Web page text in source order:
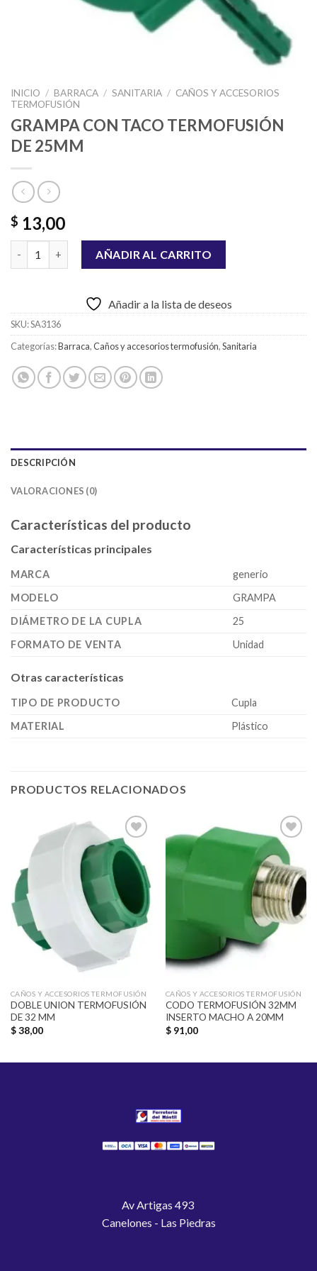
INICIO / BARRACA / SANITARIA / CAÑOS Y ACCESORIOS
TERMOFUSIÓN
GRAMPA CON TACO TERMOFUSIÓN
DE 25MM
$ 13,00
GRAMPA CON TACO TERMOFUSIÓN DE 25MM cantidad
AÑADIR AL CARRITO
Añadir a la lista de deseos
SKU:SA3136
Categorías:Barraca,Caños y accesorios termofusión,Sanitaria
DESCRIPCIÓN
VALORACIONES (0)
Características del producto
Características principales
MARCA
generio
MODELO
GRAMPA
DIÁMETRO DE LA CUPLA
25
FORMATO DE VENTA
Unidad
Otras características
TIPO DE PRODUCTO
Cupla
MATERIAL
Plástico
PRODUCTOS RELACIONADOS
Añadir
lista de
deseos
CAÑOS Y ACCESORIOS TERMOFUSIÓN
DOBLE UNION TERMOFUSIÓN
DE 32 MM
$38,00
Añadir
a la
lista de
deseos
CAÑOS Y ACCESORIOS TERMOFUSIÓN
CODO TERMOFUSIÓN 32MM
INSERTO MACHO A 20MM
$91,00
Av Artigas 493
Canelones - Las Piedras